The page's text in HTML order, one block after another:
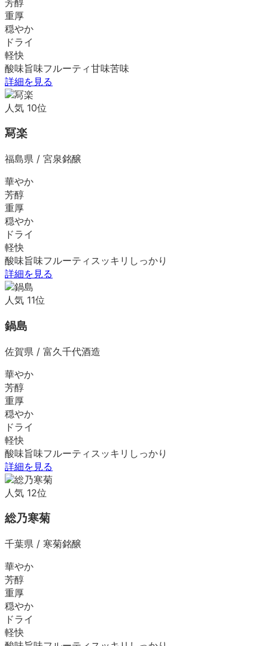
重厚
穏やか
ドライ
軽快
酸味旨味フルーティ甘味苦味
詳細を見る
人気 10位
冩楽
福島県 / 宮泉銘醸
華やか
芳醇
重厚
穏やか
ドライ
軽快
酸味旨味フルーティ スッキリ しっかり
詳細を見る
人気 11位
鍋島
佐賀県 / 富久千代酒造
華やか
芳醇
重厚
穏やか
ドライ
軽快
酸味旨味フルーティ スッキリ しっかり
詳細を見る
人気 12位
総乃寒菊
千葉県 / 寒菊銘醸
華やか
芳醇
重厚
穏やか
ドライ
軽快